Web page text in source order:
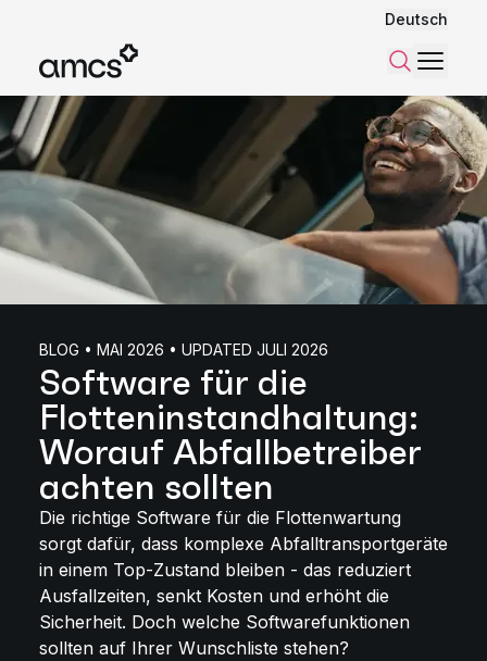
Deutsch
Suchen
Menü
BLOG • MAI 2026 • UPDATED JULI 2026
Software für die
Flotteninstandhaltung:
Worauf Abfallbetreiber
achten sollten
Die richtige Software für die Flottenwartung
sorgt dafür, dass komplexe Abfalltransportgeräte
in einem Top-Zustand bleiben - das reduziert
Ausfallzeiten, senkt Kosten und erhöht die
Sicherheit. Doch welche Softwarefunktionen
sollten auf Ihrer Wunschliste stehen?